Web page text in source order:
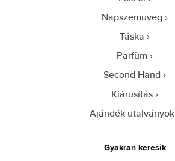
Napszemüveg
Táska
Parfüm
Second Hand
Kiárusítás
Ajándék utalványok
Gyakran keresik